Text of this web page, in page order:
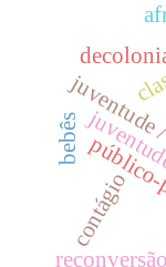
bebês
contágio